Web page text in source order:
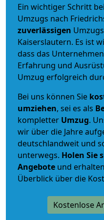
Ein wichtiger Schritt
Umzugs nach
zuverlässigen
Kaiserslautern. Es ist
dass das
Erfahrung und
Umzug erfolgreich
Bei uns können Sie
umziehen, sei es als
kompletter Umzug.
wir über die Jahre
deutschlandweit und
unterwegs. Holen Sie
Angebote und
Überblick über die
Kostenlose